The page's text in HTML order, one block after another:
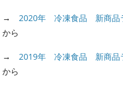
→ 2020年 冷凍食品 新商品
から
→ 2019年 冷凍食品 新商品
から